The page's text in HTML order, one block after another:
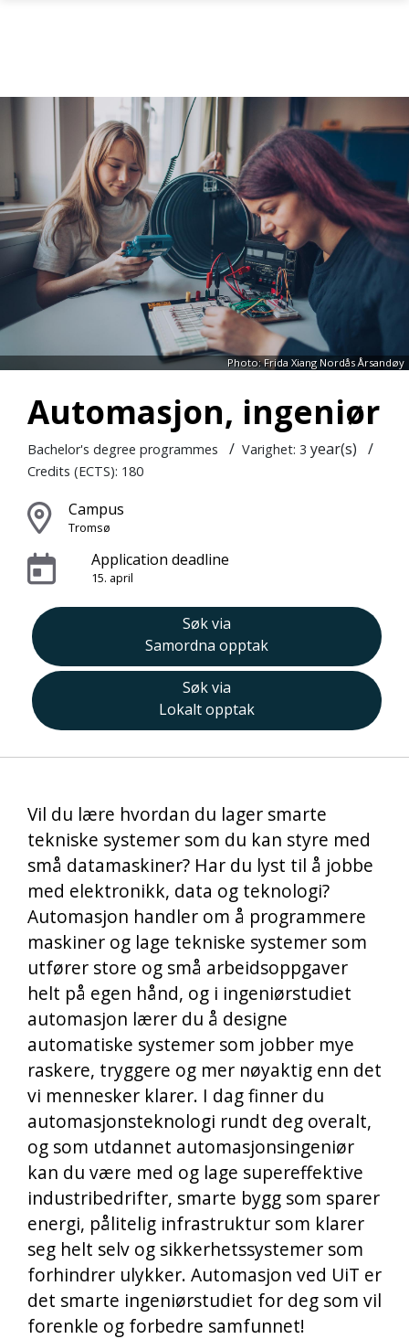
Skip to main content
Photo: Frida Xiang Nordås Årsandøy
Automasjon, ingeniør
Bachelor's degree programmes / Varighet: 3 year(s) /
Credits (ECTS): 180
Campus
Tromsø
Application deadline
15. april
Søk via
Samordna opptak
Søk via
Lokalt opptak
Vil du lære hvordan du lager smarte
tekniske systemer som du kan styre med
små datamaskiner? Har du lyst til å jobbe
med elektronikk, data og teknologi?
Automasjon handler om å programmere
maskiner og lage tekniske systemer som
utfører store og små arbeidsoppgaver
helt på egen hånd, og i ingeniørstudiet
automasjon lærer du å designe
automatiske systemer som jobber mye
raskere, tryggere og mer nøyaktig enn det
vi mennesker klarer. I dag finner du
automasjonsteknologi rundt deg overalt,
og som utdannet automasjonsingeniør
kan du være med og lage supereffektive
industribedrifter, smarte bygg som sparer
energi, pålitelig infrastruktur som klarer
seg helt selv og sikkerhetssystemer som
forhindrer ulykker. Automasjon ved UiT er
det smarte ingeniørstudiet for deg som vil
forenkle og forbedre samfunnet!